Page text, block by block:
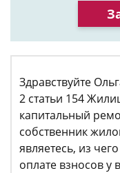
Здравствуйте
2 статьи 154
капитальный
собственник
являетесь, из
оплате взносов у